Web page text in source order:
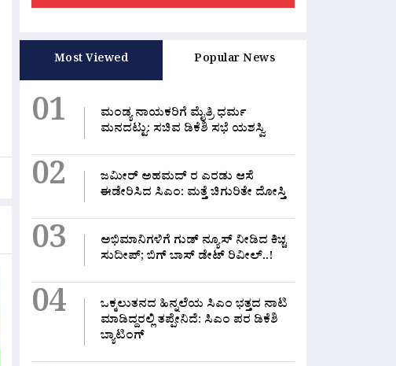
Most Viewed Popular News
01
ಮಂಡ್ಯ ನಾಯಕರಿಗೆ ಮೈತ್ರಿ ಧರ್ಮ
ಮನದಟ್ಟು: ಸಚಿವ ಡಿಕೆಶಿ ಸಭೆ ಯಶಸ್ವಿ
02
ಜಮೀರ್ ಅಹಮದ್ ರ ಎರಡು ಆಸೆ
ಈಡೇರಿಸಿದ ಸಿಎಂ: ಮತ್ತೆ ಚಿಗುರಿತೇ ದೋಸ್ತಿ
03
ಅಭಿಮಾನಿಗಳಿಗೆ ಗುಡ್ ನ್ಯೂಸ್ ನೀಡಿದ ಕಿಚ್ಚ
ಸುದೀಪ್; ಬಿಗ್ ಬಾಸ್ ಡೇಟ್ ರಿವೀಲ್..!
04
ಒಕ್ಕಲುತನದ ಹಿನ್ನಲೆಯ ಸಿಎಂ ಭತ್ತದ ನಾಟಿ
ಮಾಡಿದ್ದರಲ್ಲಿ‌ ತಪ್ಪೇನಿದೆ: ಸಿಎಂ ಪರ ಡಿಕೆಶಿ
ಬ್ಯಾಟಿಂಗ್